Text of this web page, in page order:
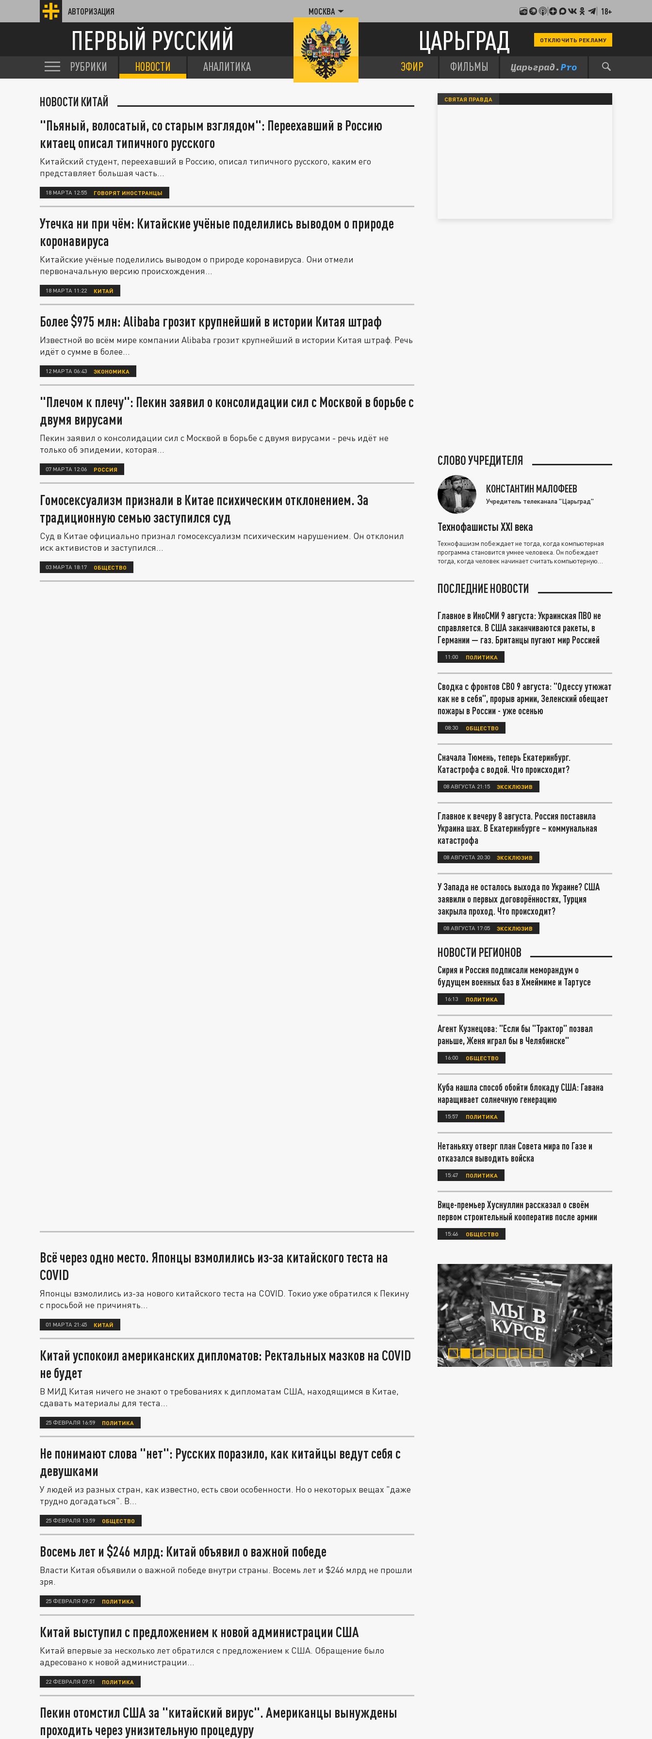
АВТОРИЗАЦИЯ МОСКВА 18+
ПЕРВЫЙ РУССКИЙ ЦАРЬГРАД ОТКЛЮЧИТЬ РЕКЛАМУ
РУБРИКИ НОВОСТИ АНАЛИТИКА ЭФИР ФИЛЬМЫ
НОВОСТИ КИТАЙ
"Пьяный, волосатый, со старым взглядом": Переехавший в Россию
китаец описал типичного русского
Китайский студент, переехавший в Россию, описал типичного русского, каким его
представляет большая часть...
18 МАРТА 12:55 ГОВОРЯТ ИНОСТРАНЦЫ
Утечка ни при чём: Китайские учёные поделились выводом о природе
коронавируса
Китайские учёные поделились выводом о природе коронавируса. Они отмели
первоначальную версию происхождения...
18 МАРТА 11:22 КИТАЙ
Более $975 млн: Alibaba грозит крупнейший в истории Китая штраф
Известной во всём мире компании Alibaba грозит крупнейший в истории Китая штраф. Речь
идёт о сумме в более...
12 МАРТА 06:43 ЭКОНОМИКА
"Плечом к плечу": Пекин заявил о консолидации сил с Москвой в борьбе с
двумя вирусами
Пекин заявил о консолидации сил с Москвой в борьбе с двумя вирусами - речь идёт не
только об эпидемии, которая...
07 МАРТА 12:06 РОССИЯ
Гомосексуализм признали в Китае психическим отклонением. За
традиционную семью заступился суд
Суд в Китае официально признал гомосексуализм психическим нарушением. Он отклонил
иск активистов и заступился...
03 МАРТА 18:17 ОБЩЕСТВО
Всё через одно место. Японцы взмолились из-за китайского теста на
COVID
Японцы взмолились из-за нового китайского теста на COVID. Токио уже обратился к Пекину
с просьбой не причинять...
01 МАРТА 21:45 КИТАЙ
Китай успокоил американских дипломатов: Ректальных мазков на COVID
не будет
В МИД Китая ничего не знают о требованиях к дипломатам США, находящимся в Китае,
сдавать материалы для теста...
25 ФЕВРАЛЯ 16:59 ПОЛИТИКА
Не понимают слова "нет": Русских поразило, как китайцы ведут себя с
девушками
У людей из разных стран, как известно, есть свои особенности. Но о некоторых вещах "даже
трудно догадаться". В...
25 ФЕВРАЛЯ 13:59 ОБЩЕСТВО
Восемь лет и $246 млрд: Китай объявил о важной победе
Власти Китая объявили о важной победе внутри страны. Восемь лет и $246 млрд не прошли
зря.
25 ФЕВРАЛЯ 09:27 ПОЛИТИКА
Китай выступил с предложением к новой администрации США
Китай впервые за несколько лет обратился с предложением к США. Обращение было
адресовано к новой администрации...
22 ФЕВРАЛЯ 07:51 ПОЛИТИКА
Пекин отомстил США за "китайский вирус". Американцы вынуждены
проходить через унизительную процедуру
СВЯТАЯ ПРАВДА
СЛОВО УЧРЕДИТЕЛЯ
КОНСТАНТИН МАЛОФЕЕВ
Учредитель телеканала "Царьград"
Технофашисты XXI века
Технофашизм побеждает не тогда, когда компьютерная
программа становится умнее человека. Он побеждает
тогда, когда человек начинает считать компьютерную
ПОСЛЕДНИЕ НОВОСТИ
Главное в ИноСМИ 9 августа: Украинская ПВО не
справляется. В США заканчиваются ракеты, в
Германии — газ. Британцы пугают мир Россией
11:00 ПОЛИТИКА
Сводка с фронтов СВО 9 августа: "Одессу утюжат
как не в себя", прорыв армии, Зеленский обещает
пожары в России - уже осенью
08:30 ОБЩЕСТВО
Сначала Тюмень, теперь Екатеринбург.
Катастрофа с водой. Что происходит?
08 АВГУСТА 21:15 ЭКСКЛЮЗИВ
Главное к вечеру 8 августа. Россия поставила
Украина шах. В Екатеринбурге – коммунальная
катастрофа
08 АВГУСТА 20:30 ЭКСКЛЮЗИВ
У Запада не осталось выхода по Украине? США
заявили о первых договорённостях, Турция
закрыла проход. Что происходит?
08 АВГУСТА 17:05 ЭКСКЛЮЗИВ
НОВОСТИ РЕГИОНОВ
Сирия и Россия подписали меморандум о
будущем военных баз в Хмеймиме и Тартусе
16:13 ПОЛИТИКА
Агент Кузнецова: "Если бы "Трактор" позвал
раньше, Женя играл бы в Челябинске"
16:00 ОБЩЕСТВО
Куба нашла способ обойти блокаду США: Гавана
наращивает солнечную генерацию
15:57 ПОЛИТИКА
Нетаньяху отверг план Совета мира по Газе и
отказался выводить войска
15:47 ПОЛИТИКА
Вице-премьер Хуснуллин рассказал о своём
первом строительный кооператив после армии
15:46 ОБЩЕСТВО